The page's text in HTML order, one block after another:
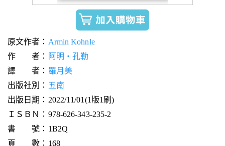
原文作者： Armin Kohnle
作 者： 阿明‧孔勒
譯 者： 羅月美
出版社別： 五南
出版日期：2022/11/01(1版1刷)
ＩＳＢＮ：978-626-343-235-2
書 號：1B2Q
頁 數：168